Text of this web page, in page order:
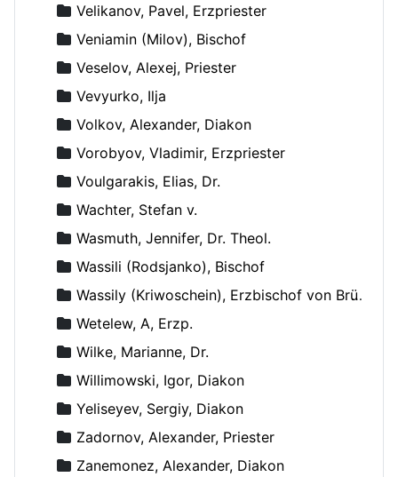
Velikanov, Pavel, Erzpriester
Veniamin (Milov), Bischof
Veselov, Alexej, Priester
Vevyurko, Ilja
Volkov, Alexander, Diakon
Vorobyov, Vladimir, Erzpriester
Voulgarakis, Elias, Dr.
Wachter, Stefan v.
Wasmuth, Jennifer, Dr. Theol.
Wassili (Rodsjanko), Bischof
Wassily (Kriwoschein), Erzbischof von Brüssel
Wetelew, A, Erzp.
Wilke, Marianne, Dr.
Willimowski, Igor, Diakon
Yeliseyev, Sergiy, Diakon
Zadornov, Alexander, Priester
Zanemonez, Alexander, Diakon